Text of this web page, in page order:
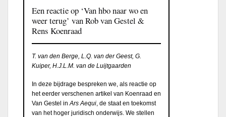
Een reactie op ‘Van hbo naar wo en
weer terug’ van Rob van Gestel &
Rens Koenraad
T. van den Berge, L.Q. van der Geest, G.
Kuiper, H.J.L.M. van de Luijtgaarden
In deze bijdrage bespreken we, als reactie op
het eerder verschenen artikel van Koenraad en
Van Gestel in Ars Aequi , de staat en toekomst
van het hoger juridisch onderwijs. We stellen